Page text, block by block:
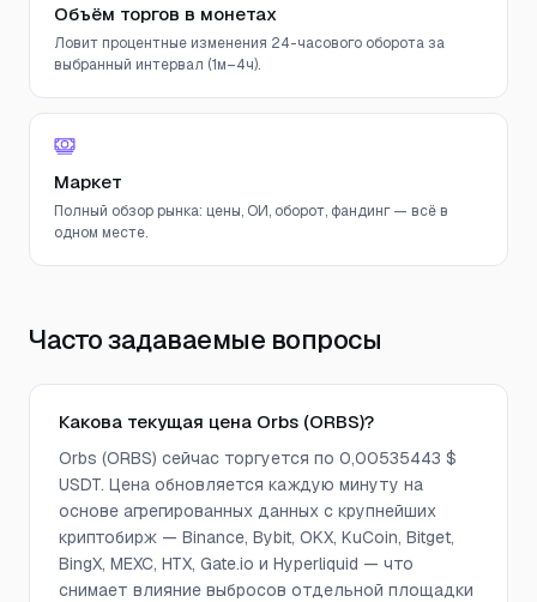
Объём торгов в монетах
Ловит процентные изменения 24-часового оборота за
выбранный интервал (1м–4ч).
Маркет
Полный обзор рынка: цены, ОИ, оборот, фандинг — всё в
одном месте.
Часто задаваемые вопросы
Какова текущая цена Orbs (ORBS)?
Orbs (ORBS) сейчас торгуется по 0,00535443 $
USDT. Цена обновляется каждую минуту на
основе агрегированных данных с крупнейших
криптобирж — Binance, Bybit, OKX, KuCoin, Bitget,
BingX, MEXC, HTX, Gate.io и Hyperliquid — что
снимает влияние выбросов отдельной площадки